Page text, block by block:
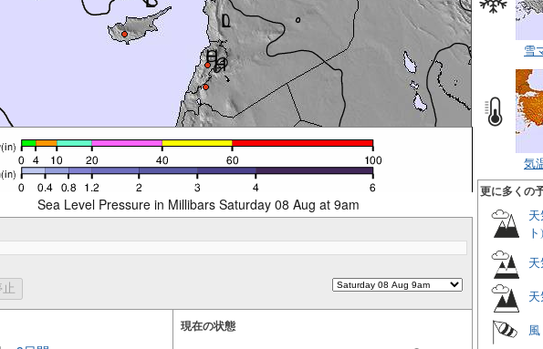
Sea Level Pressure in Millibars Saturday 08 Aug at 9am
現在の状態
雪
気
更に多くの
ト)
風